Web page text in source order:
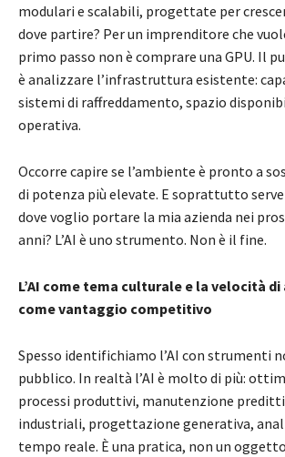
modulari e scalabili, progettate per
dove partire? Per un imprenditore che
primo passo non è comprare una GPU. Il
è analizzare l’infrastruttura esistente:
sistemi di raffreddamento, spazio
operativa.
Occorre capire se l’ambiente è pronto a
di potenza più elevate. E soprattutto
dove voglio portare la mia azienda nei
anni? L’AI è uno strumento. Non è il fine.
L’AI come tema culturale e la velocità
come vantaggio competitivo
Spesso identifichiamo l’AI con strumenti
pubblico. In realtà l’AI è molto di più:
processi produttivi, manutenzione
industriali, progettazione generativa,
tempo reale. È una pratica, non un